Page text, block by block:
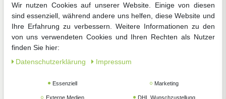
Zubehör
Wir nutzen Cookies auf unserer Website. Einige von diesen
sind essenziell, während andere uns helfen, diese Website und
Ihre Erfahrung zu verbessern. Weitere Informationen zu den
von uns verwendeten Cookies und Ihren Rechten als Nutzer
finden Sie hier:
Daten­schutz­erklärung
Impressum
Essenziell Marketing
Externe Medien DHL Wunschzustellung